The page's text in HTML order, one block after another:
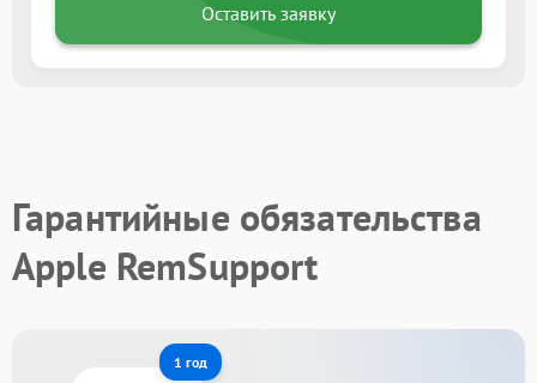
Оставить заявку
Гарантийные обязательства
Apple RemSupport
1 год